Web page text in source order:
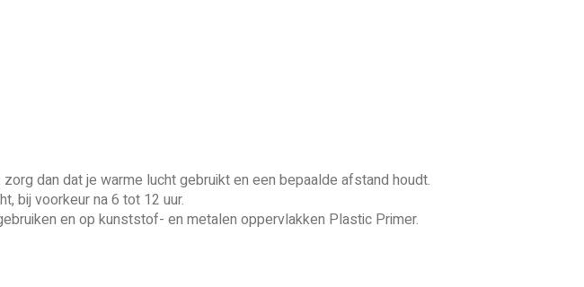
dan dat je warme lucht gebruikt en een bepaalde afstand houdt.
bij voorkeur na 6 tot 12 uur.
en op kunststof- en metalen oppervlakken Plastic Primer.